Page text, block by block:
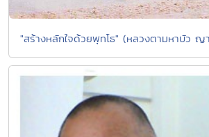
"สร้างหลักใจด้วยพุทโธ" (หลวงตามหาบัว